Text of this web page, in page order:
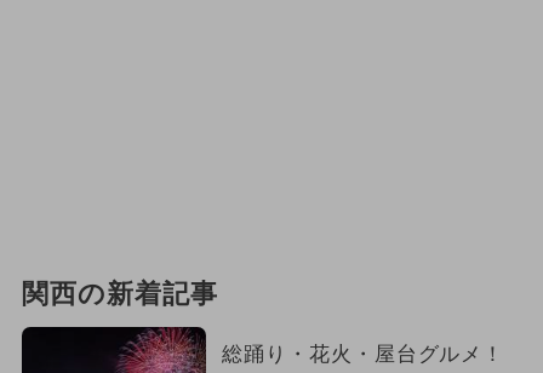
関西の新着記事
総踊り・花火・屋台グルメ！